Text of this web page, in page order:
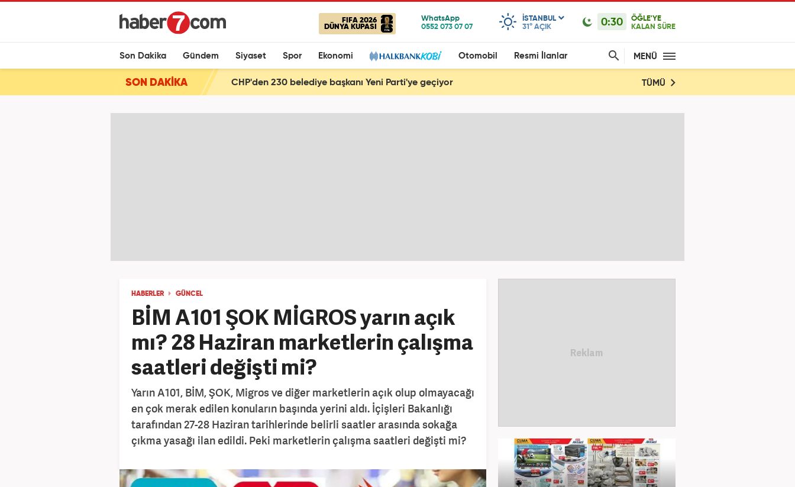
FIFA 2026
DÜNYA KUPASI
ISTANBUL
31° AÇIK 0:30
ÖĞLE'YE
KALAN SÜRE
Son Dakika Gündem Siyaset Spor Ekonomi Otomobil Resmi İlanlar MENÜ
SON DAKİKA CHP'den 230 belediye başkanı Yeni Parti'ye geçiyor TÜMÜ
HABERLER GÜNCEL
BİM A101 ŞOK MİGROS yarın açık
mı? 28 Haziran marketlerin çalışma
saatleri değişti mi?
Yarın A101, BİM, ŞOK, Migros ve diğer marketlerin açık olup olmayacağı
en çok merak edilen konuların başında yerini aldı. İçişleri Bakanlığı
tarafından 27-28 Haziran tarihlerinde belirli saatler arasında sokağa
çıkma yasağı ilan edildi. Peki marketlerin çalışma saatleri değişti mi?